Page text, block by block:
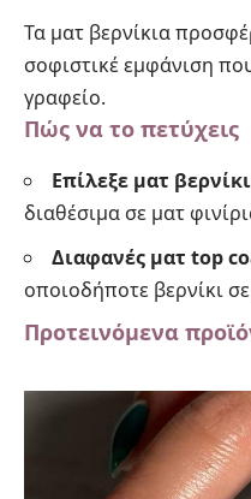
Τα ματ βερνίκια
σοφιστικέ εμφάνιση
γραφείο.
Πώς να το πετύχεις
Επίλεξε ματ
διαθέσιμα σε ματ
Διαφανές ματ top
οποιοδήποτε βερνίκι
Προτεινόμενα